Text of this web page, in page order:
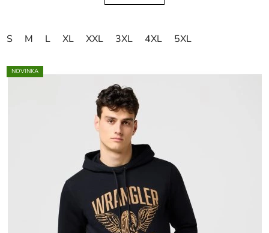
S M L XL XXL 3XL 4XL 5XL
NOVINKA